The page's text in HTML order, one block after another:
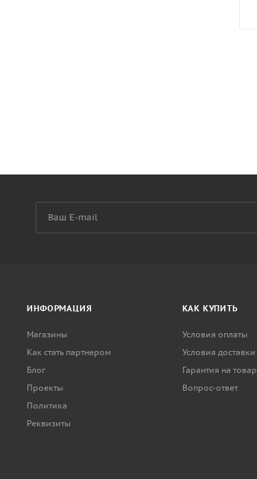
ИНФОРМАЦИЯ
Магазины
Как стать партнером
Блог
Проекты
Политика
Реквизиты
КАК КУПИТЬ
Условия оплаты
Условия доставки
Гарантия на товар
Вопрос-ответ